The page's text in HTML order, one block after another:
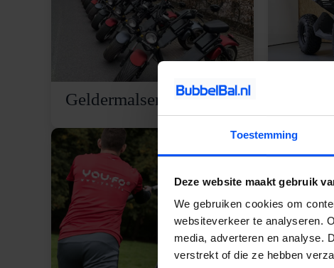
Toestemming
Deze website maakt gebruik
We gebruiken cookies om
websiteverkeer te analyseren.
media, adverteren en analyse.
verstrekt of die ze hebben
Geldermalsen